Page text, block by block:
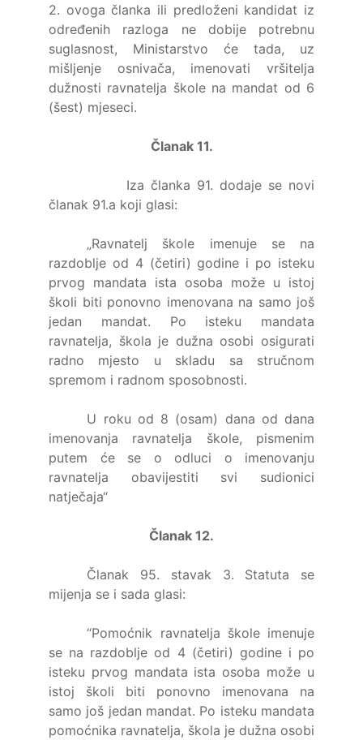
2. ovoga članka ili predloženi kandidat iz
određenih razloga ne dobije potrebnu
suglasnost, Ministarstvo će tada, uz
mišljenje osnivača, imenovati vršitelja
dužnosti ravnatelja škole na mandat od 6
(šest) mjeseci.
Članak 11.
Iza članka 91. dodaje se novi
članak 91.a koji glasi:
„Ravnatelj škole imenuje se na
razdoblje od 4 (četiri) godine i po isteku
prvog mandata ista osoba može u istoj
školi biti ponovno imenovana na samo još
jedan mandat. Po isteku mandata
ravnatelja, škola je dužna osobi osigurati
radno mjesto u skladu sa stručnom
spremom i radnom sposobnosti.
U roku od 8 (osam) dana od dana
imenovanja ravnatelja škole, pismenim
putem će se o odluci o imenovanju
ravnatelja obavijestiti svi sudionici
natječaja“
Članak 12.
Članak 95. stavak 3. Statuta se
mijenja se i sada glasi:
“Pomoćnik ravnatelja škole imenuje
se na razdoblje od 4 (četiri) godine i po
isteku prvog mandata ista osoba može u
istoj školi biti ponovno imenovana na
samo još jedan mandat. Po isteku mandata
pomoćnika ravnatelja, škola je dužna osobi